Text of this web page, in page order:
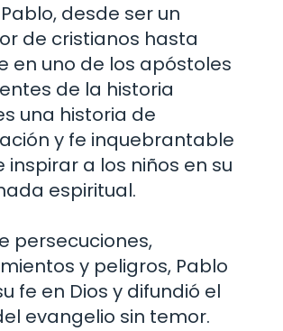
desde ser un
de cristianos hasta
en uno de los apóstoles
de la historia
una historia de
y fe inquebrantable
inspirar a los niños en su
espiritual.
persecuciones,
y peligros, Pablo
fe en Dios y difundió el
evangelio sin temor.